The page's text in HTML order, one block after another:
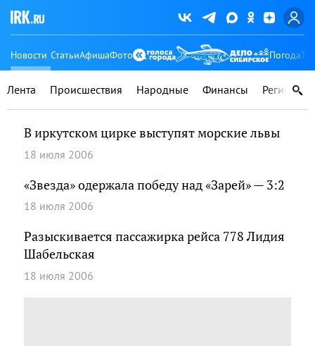
Новости СтатьиАфишаФото Погода
Лента Происшествия Народные Финансы Регионы
В иркутском цирке выступят морские львы
18 июля 2006
«Звезда» одержала победу над «Зарей» — 3:2
18 июля 2006
Разыскивается пассажирка рейса 778 Лидия
Шабельская
18 июля 2006